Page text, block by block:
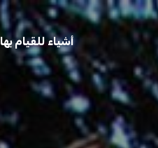
أشياء للقيام بها